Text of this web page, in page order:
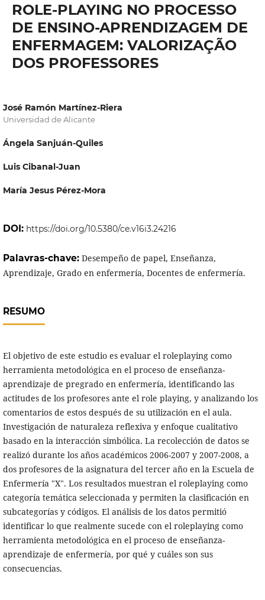
ROLE-PLAYING NO PROCESSO
DE ENSINO-APRENDIZAGEM DE
ENFERMAGEM: VALORIZAÇÃO
DOS PROFESSORES
José Ramón Martínez-Riera
Universidad de Alicante
Ángela Sanjuán-Quiles
Luis Cibanal-Juan
María Jesus Pérez-Mora
DOI: https://doi.org/10.5380/ce.v16i3.24216
Palavras-chave: Desempeño de papel, Enseñanza,
Aprendizaje, Grado en enfermería, Docentes de enfermería.
RESUMO
El objetivo de este estudio es evaluar el roleplaying como
herramienta metodológica en el proceso de enseñanza-
aprendizaje de pregrado en enfermería, identificando las
actitudes de los profesores ante el role playing, y analizando los
comentarios de estos después de su utilización en el aula.
Investigación de naturaleza reflexiva y enfoque cualitativo
basado en la interacción simbólica. La recolección de datos se
realizó durante los años académicos 2006-2007 y 2007-2008, a
dos profesores de la asignatura del tercer año en la Escuela de
Enfermería "X". Los resultados muestran el roleplaying como
categoría temática seleccionada y permiten la clasificación en
subcategorías y códigos. El análisis de los datos permitió
identificar lo que realmente sucede con el roleplaying como
herramienta metodológica en el proceso de enseñanza-
aprendizaje de enfermería, por qué y cuáles son sus
consecuencias.